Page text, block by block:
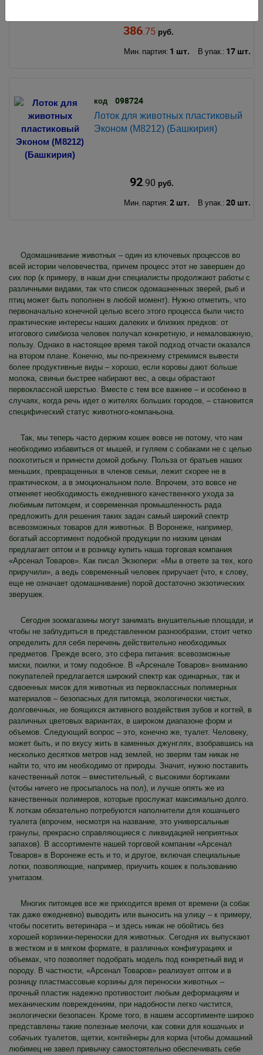
386.75руб.
Мин. партия: 1 шт. В упак.: 17 шт.
код 098724
Лоток для животных пластиковый
Эконом (М8212) (Башкирия)
92.90 руб.
Мин. партия: 2 шт. В упак.: 20 шт.
Одомашнивание животных – один из ключевых процессов во
всей истории человечества, причем процесс этот не завершен до
сих пор (к примеру, в наши дни специалисты продолжают работы с
различными видами, так что список одомашненных зверей, рыб и
птиц может быть пополнен в любой момент). Нужно отметить, что
первоначально конечной целью всего этого процесса были чисто
практические интересы наших далеких и близких предков: от
итогового симбиоза человек получал конкретную, и немаловажную,
пользу. Однако в настоящее время такой подход отчасти оказался
на втором плане. Конечно, мы по-прежнему стремимся вывести
более продуктивные виды – хорошо, если коровы дают больше
молока, свиньи быстрее набирают вес, а овцы обрастают
первоклассной шерстью. Вместе с тем все важнее – и особенно в
случаях, когда речь идет о жителях больших городов, – становится
специфический статус животного-компаньона.
Так, мы теперь часто держим кошек вовсе не потому, что нам
необходимо избавиться от мышей, и гуляем с собаками не с целью
поохотиться и принести домой добычу. Польза от братьев наших
меньших, превращенных в членов семьи, лежит скорее не в
практическом, а в эмоциональном поле. Впрочем, это вовсе не
отменяет необходимость ежедневного качественного ухода за
любимым питомцем, и современная промышленность рада
предложить для решения таких задач самый широкий спектр
всевозможных товаров для животных. В Воронеже, например,
богатый ассортимент подобной продукции по низким ценам
предлагает оптом и в розницу купить наша торговая компания
«Арсенал Товаров». Как писал Экзюпери: «Мы в ответе за тех, кого
приручили», а ведь современный человек приручает (что, к слову,
еще не означает одомашнивание) порой достаточно экзотических
зверушек.
Сегодня зоомагазины могут занимать внушительные площади, и
чтобы не заблудиться в представленном разнообразии, стоит четко
определить для себя перечень действительно необходимых
предметов. Прежде всего, это сфера питания: всевозможные
миски, поилки, и тому подобное. В «Арсенале Товаров» вниманию
покупателей предлагается широкий спектр как одинарных, так и
сдвоенных мисок для животных из первоклассных полимерных
материалов – безопасных для питомца, экологически чистых,
долговечных, не боящихся активного воздействия зубов и когтей, в
различных цветовых вариантах, в широком диапазоне форм и
объемов. Следующий вопрос – это, конечно же, туалет. Человеку,
может быть, и по вкусу жить в каменных джунглях, взобравшись на
несколько десятков метров над землей, но зверям там никак не
найти то, что им необходимо от природы. Значит, нужно поставить
качественный лоток – вместительный, с высокими бортиками
(чтобы ничего не просыпалось на пол), и лучше опять же из
качественных полимеров, которые прослужат максимально долго.
К лоткам обязательно потребуются наполнители для кошачьего
туалета (впрочем, несмотря на название, это универсальные
гранулы, прекрасно справляющиеся с ликвидацией неприятных
запахов). В ассортименте нашей торговой компании «Арсенал
Товаров» в Воронеже есть и то, и другое, включая специальные
лотки, позволяющие, например, приучить кошек к пользованию
унитазом.
Многих питомцев все же приходится время от времени (а собак
так даже ежедневно) выводить или выносить на улицу – к примеру,
чтобы посетить ветеринара – и здесь никак не обойтись без
хорошей корзинки-переноски для животных. Сегодня их выпускают
в жестком и в мягком формате, в различных конфигурациях и
объемах, что позволяет подобрать модель под конкретный вид и
породу. В частности, «Арсенал Товаров» реализует оптом и в
розницу пластмассовые корзины для переноски животных –
прочный пластик надежно противостоит любым деформациям и
механическим повреждениям, при надобности легко чистится,
экологически безопасен. Кроме того, в нашем ассортименте широко
представлены такие полезные мелочи, как совки для кошачьих и
собачьих туалетов, щетки, контейнеры для корма (чтобы домашний
любимец не завел привычку самостоятельно обеспечивать себе